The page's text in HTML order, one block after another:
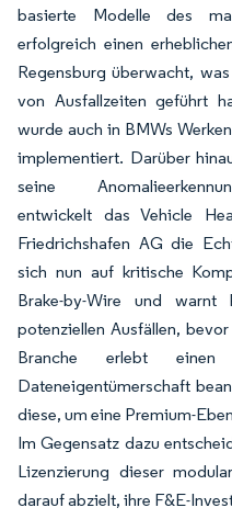
basierte Modelle des
erfolgreich einen
Regensburg überwacht,
von Ausfallzeiten geführt
wurde auch in BMWs
implementiert. Darüber
seine
entwickelt das Vehicle
Friedrichshafen AG die
sich nun auf kritische
Brake-by-Wire und warnt
potenziellen Ausfällen,
Branche erlebt einen
Dateneigentümerschaft
diese, um eine Premium-
Im Gegensatz dazu
Lizenzierung dieser
darauf abzielt, ihre F&E-